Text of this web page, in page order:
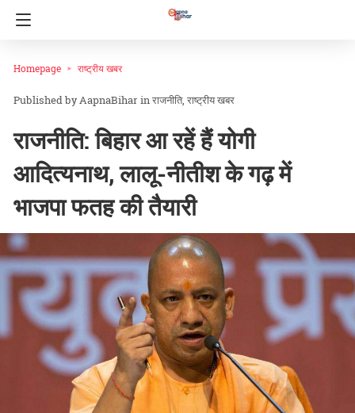
Homepage राष्ट्रीय खबर
AapnaBihar inराजनीति राष्ट्रीय खबर
राजनीति: बिहार आ रहें हैं योगी
आदित्यनाथ, लालू-नीतीश के गढ़ में
भाजपा फतह की तैयारी